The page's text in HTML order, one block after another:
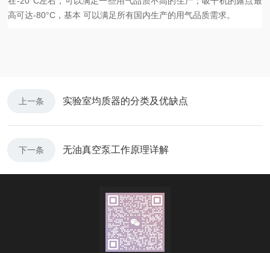
高可达-80°C，基本 可以满足所有国内生产的用气品质需求。
上一条 实验室均质器的分类及优缺点
下一条 无油真空泵工作原理详解